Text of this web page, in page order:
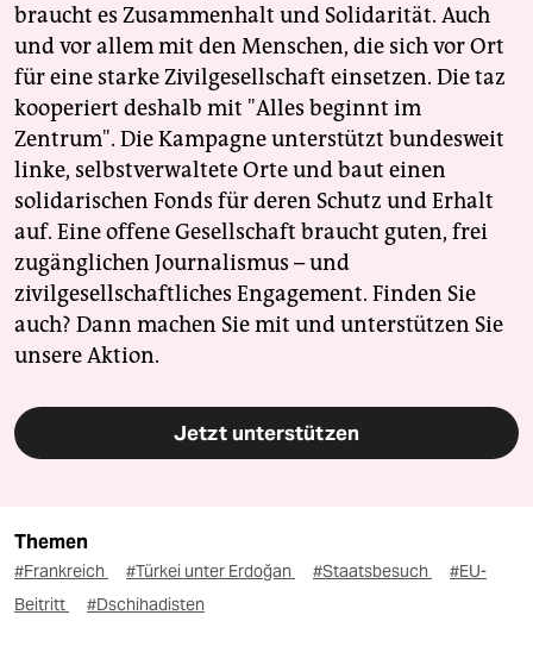
braucht es Zusammenhalt und Solidarität. Auch
und vor allem mit den Menschen, die sich vor Ort
für eine starke Zivilgesellschaft einsetzen. Die taz
kooperiert deshalb mit "Alles beginnt im
Zentrum". Die Kampagne unterstützt bundesweit
linke, selbstverwaltete Orte und baut einen
solidarischen Fonds für deren Schutz und Erhalt
auf. Eine offene Gesellschaft braucht guten, frei
zugänglichen Journalismus – und
zivilgesellschaftliches Engagement. Finden Sie
auch? Dann machen Sie mit und unterstützen Sie
unsere Aktion.
Jetzt unterstützen
Themen
#Frankreich #Türkei unter Erdoğan #Staatsbesuch
#EU-
Beitritt
#Dschihadisten